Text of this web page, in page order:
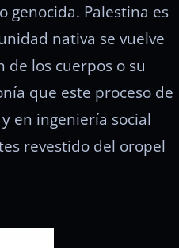
genocida. Palestina es
nativa se vuelve
de los cuerpos o su
que este proceso de
en ingeniería social
revestido del oropel